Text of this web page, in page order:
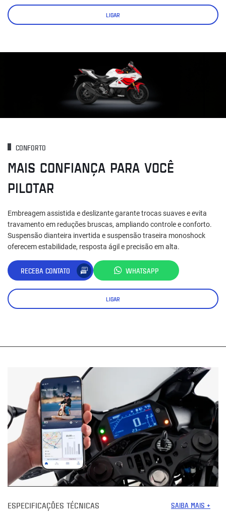
LIGAR
CONFORTO
MAIS CONFIANÇA PARA VOCÊ
PILOTAR
Embreagem assistida e deslizante garante trocas suaves e evita
travamento em reduções bruscas, ampliando controle e conforto.
Suspensão dianteira invertida e suspensão traseira monoshock
oferecem estabilidade, resposta ágil e precisão em alta.
RECEBA CONTATO WHATSAPP
LIGAR
ESPECIFICAÇÕES TÉCNICAS SAIBA MAIS +